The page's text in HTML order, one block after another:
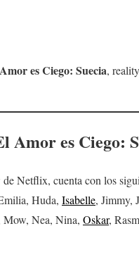
es Ciego: Suecia,
Amor es Ciego:
Netflix, cuenta con los
Huda, Isabelle, Jimmy,
Nea, Nina, Oskar,